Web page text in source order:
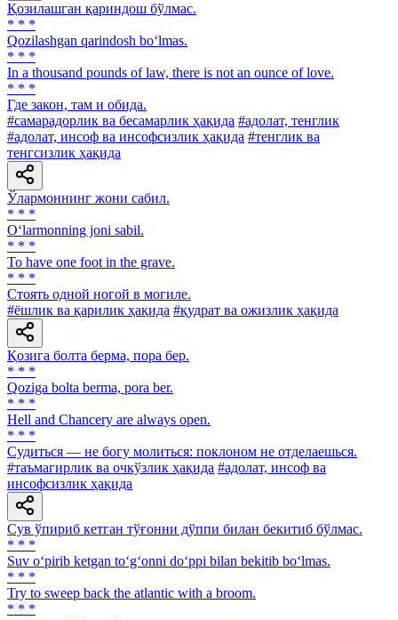
Қозилашган қариндош бўлмас.
* * *
Qozilashgan qarindosh bo‘lmas.
* * *
In a thousand pounds of law, there is not an ounce of love.
* * *
Где закон, там и обида.
#самарадорлик ва бесамарлик ҳақида #адолат, тенглик
#адолат, инсоф ва инсофсизлик ҳақида #тенглик ва
тенгсизлик ҳақида
Ўлармоннинг жони сабил.
* * *
O‘larmonning joni sabil.
* * *
To have one foot in the grave.
* * *
Стоять одной ногой в могиле.
#ёшлик ва қарилик ҳақида #қудрат ва ожизлик ҳақида
Қозига болта берма, пора бер.
* * *
Qoziga bolta berma, pora ber.
* * *
Hell and Chancery are always open.
* * *
Судиться — не богу молиться: поклоном не отделаешься.
#таъмагирлик ва очкўзлик ҳақида #адолат, инсоф ва
инсофсизлик ҳақида
Сув ўпириб кетган тўғонни дўппи билан бекитиб бўлмас.
* * *
Suv o‘pirib ketgan to‘g‘onni do‘ppi bilan bekitib bo‘lmas.
* * *
Try to sweep back the atlantic with a broom.
* * *